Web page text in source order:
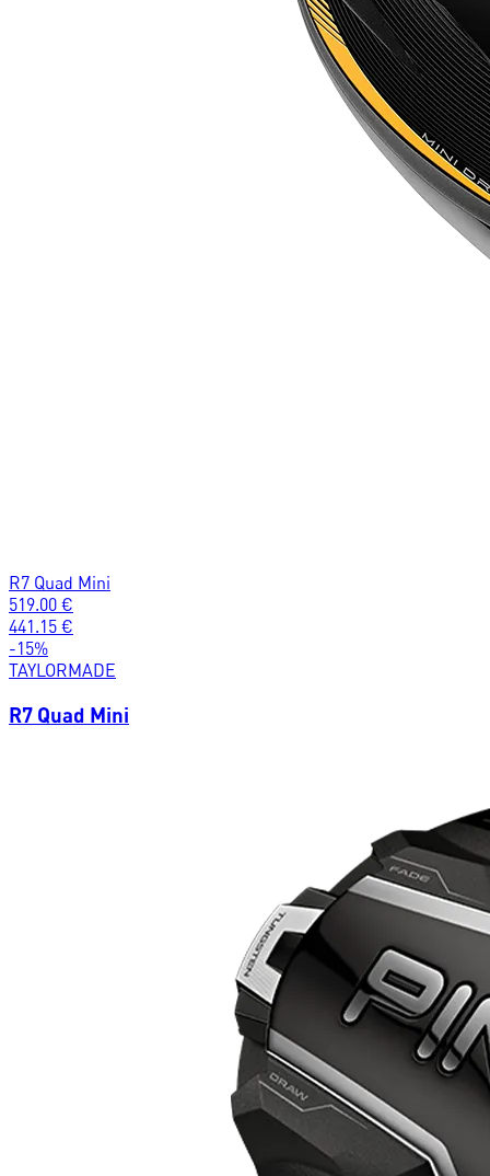
R7 Quad Mini
519.00 €
441.15 €
-15%
TAYLORMADE
R7 Quad Mini